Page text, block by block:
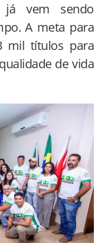
vem sendo
A meta para
mil títulos para
de vida